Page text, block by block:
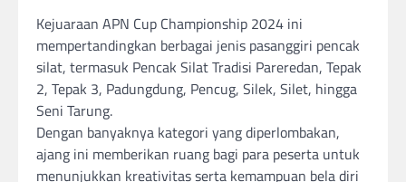
Kejuaraan APN Cup Championship 2024 ini
mempertandingkan berbagai jenis pasanggiri pencak
silat, termasuk Pencak Silat Tradisi Pareredan, Tepak
2, Tepak 3, Padungdung, Pencug, Silek, Silet, hingga
Seni Tarung.
Dengan banyaknya kategori yang diperlombakan,
ajang ini memberikan ruang bagi para peserta untuk
menunjukkan kreativitas serta kemampuan bela diri